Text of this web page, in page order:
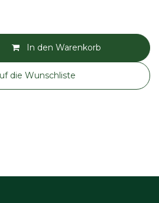
In den Warenkorb
die Wunschliste